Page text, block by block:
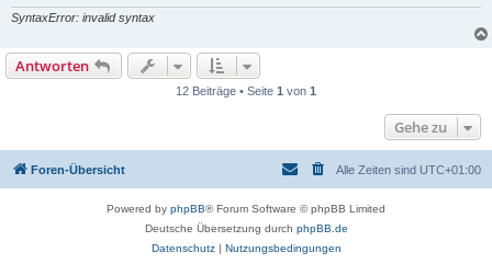
SyntaxError: invalid syntax
Antworten
12 Beiträge • Seite 1 von 1
Gehe zu
Foren-Übersicht Alle Zeiten sind UTC+01:00
Powered by phpBB® Forum Software © phpBB Limited
Deutsche Übersetzung durch phpBB.de
Datenschutz| Nutzungsbedingungen